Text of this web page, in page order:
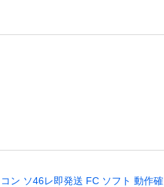
ン ソ46レ即発送 FC ソフト 動作確